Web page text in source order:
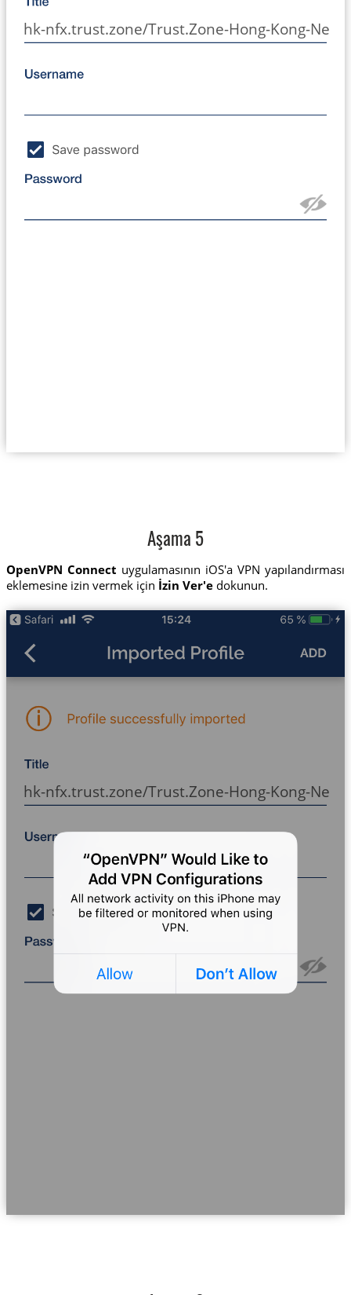
hk-nfx.trust.zone/Trust.Zone-Hong-Kong-
Aşama 5
OpenVPN Connect uygulamasının iOS'a VPN yapılandırması
eklemesine izin vermek için İzin Ver'edokunun.
hk-nfx.trust.zone/Trust.Zone-Hong-Kong-